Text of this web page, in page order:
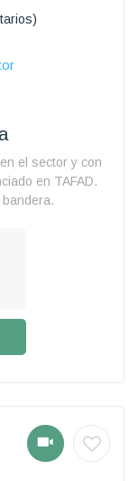
el sector y con
en TAFAD.